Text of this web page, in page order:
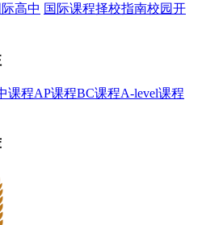
际高中 国际课程择校指南校园开
课程AP课程BC课程A-level课程